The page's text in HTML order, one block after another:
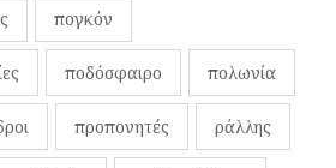
πογκόν
ποδόσφαιρο πολωνία
προπονητές ράλλης